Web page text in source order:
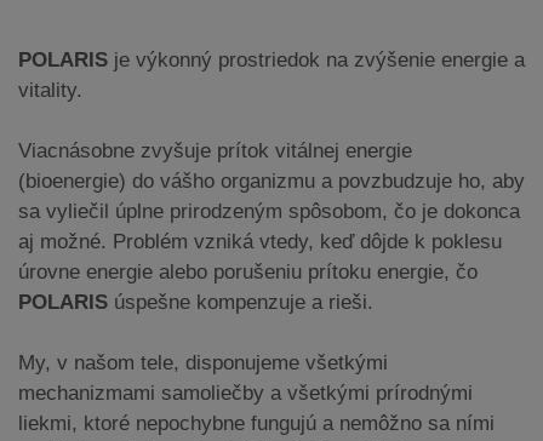
POLARIS je výkonný prostriedok na zvýšenie energie a
vitality.
Viacnásobne zvyšuje prítok vitálnej energie
(bioenergie) do vášho organizmu a povzbudzuje ho, aby
sa vyliečil úplne prirodzeným spôsobom, čo je dokonca
aj možné. Problém vzniká vtedy, keď dôjde k poklesu
úrovne energie alebo porušeniu prítoku energie, čo
POLARIS úspešne kompenzuje a rieši.
My, v našom tele, disponujeme všetkými
mechanizmami samoliečby a všetkými prírodnými
liekmi, ktoré nepochybne fungujú a nemôžno sa ními